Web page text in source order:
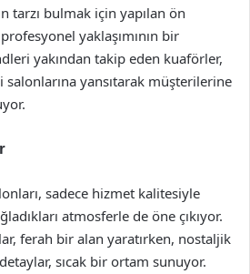
tarzı bulmak için yapılan ön
yaklaşımının bir
yakından takip eden kuaförler,
yansıtarak müşterilerine
sadece hizmet kalitesiyle
atmosferle de öne çıkıyor.
ferah bir alan yaratırken, nostaljik
sıcak bir ortam sunuyor.